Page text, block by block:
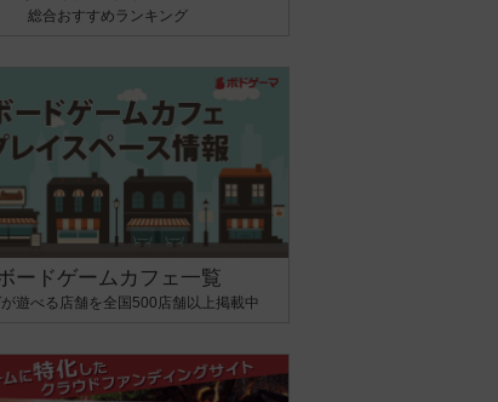
総合おすすめランキング
ードゲームカフェ一覧
遊べる店舗を全国500店舗以上掲載中